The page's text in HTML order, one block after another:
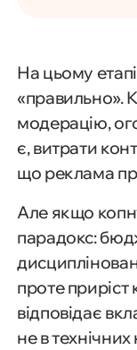
На цьому
«правильно».
модерацію,
є, витрати
що реклама
Але якщо
парадокс:
проте приріст
відповідає
не в